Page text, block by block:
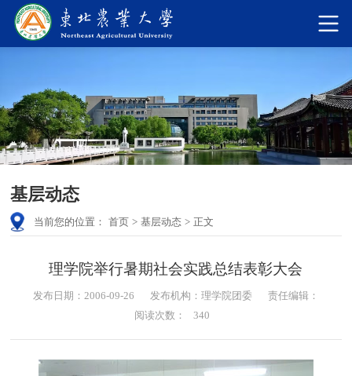
基层动态
当前您的位置： 首页 > 基层动态 > 正文
理学院举行暑期社会实践总结表彰大会
发布日期：2006-09-26 发布机构：理学院团委
责任编辑：
阅读次数：
340